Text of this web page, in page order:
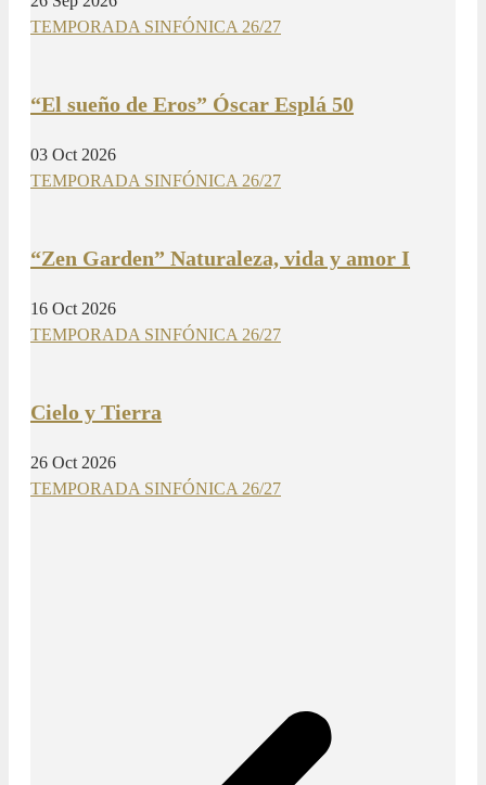
TEMPORADA SINFÓNICA 26/27
“El sueño de Eros” Óscar Esplá 50
03 Oct 2026
TEMPORADA SINFÓNICA 26/27
“Zen Garden” Naturaleza, vida y amor I
16 Oct 2026
TEMPORADA SINFÓNICA 26/27
Cielo y Tierra
26 Oct 2026
TEMPORADA SINFÓNICA 26/27